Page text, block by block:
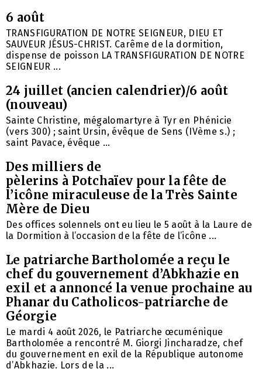
6 août
TRANSFIGURATION DE NOTRE SEIGNEUR, DIEU ET
SAUVEUR JÉSUS-CHRIST. Carême de la dormition,
dispense de poisson LA TRANSFIGURATION DE NOTRE
SEIGNEUR ...
24 juillet (ancien calendrier)/6 août
(nouveau)
Sainte Christine, mégalomartyre à Tyr en Phénicie
(vers 300) ; saint Ursin, évêque de Sens (IVème s.) ;
saint Pavace, évêque ...
Des milliers de
pèlerins à Potchaïev pour la fête de
l’icône miraculeuse de la Très Sainte
Mère de Dieu
Des offices solennels ont eu lieu le 5 août à la Laure de
la Dormition à l’occasion de la fête de l’icône ...
Le patriarche Bartholomée a reçu le
chef du gouvernement d’Abkhazie en
exil et a annoncé la venue prochaine au
Phanar du Catholicos-patriarche de
Géorgie
Le mardi 4 août 2026, le Patriarche œcuménique
Bartholomée a rencontré M. Giorgi Jincharadze, chef
du gouvernement en exil de la République autonome
d’Abkhazie. Lors de la ...